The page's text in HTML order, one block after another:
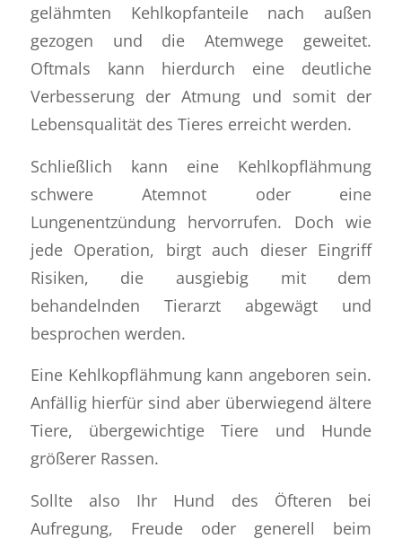
gelähmten Kehlkopfanteile nach außen
gezogen und die Atemwege geweitet.
Oftmals kann hierdurch eine deutliche
Verbesserung der Atmung und somit der
Lebensqualität des Tieres erreicht werden.
Schließlich kann eine Kehlkopflähmung
schwere Atemnot oder eine
Lungenentzündung hervorrufen. Doch wie
jede Operation, birgt auch dieser Eingriff
Risiken, die ausgiebig mit dem
behandelnden Tierarzt abgewägt und
besprochen werden.
Eine Kehlkopflähmung kann angeboren sein.
Anfällig hierfür sind aber überwiegend ältere
Tiere, übergewichtige Tiere und Hunde
größerer Rassen.
Sollte also Ihr Hund des Öfteren bei
Aufregung, Freude oder generell beim